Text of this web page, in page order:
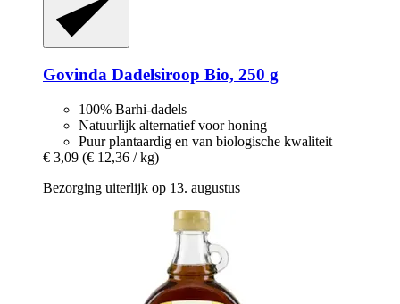
Govinda Dadelsiroop Bio, 250 g
100% Barhi-dadels
Natuurlijk alternatief voor honing
Puur plantaardig en van biologische kwaliteit
€ 3,09 (€ 12,36 / kg)
Bezorging uiterlijk op 13. augustus